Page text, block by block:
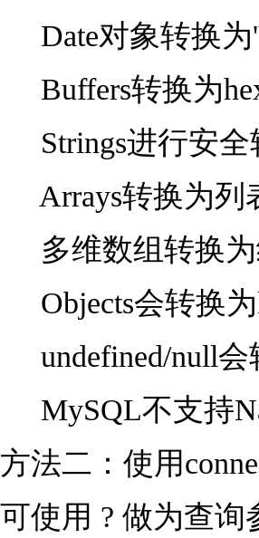
Date对象转换为
Buffers转换为
Strings进行安全
Arrays转换为列
多维数组转换为
Objects会转换为
undefined/null会
MySQL不支持
方法二：使用
可使用 ? 做为查